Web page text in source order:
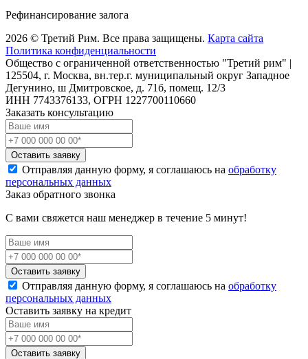
Рефинансирование залога
2026 © Третий Рим. Все права защищены. Карта сайта
Политика конфиденциальности
Общество с ограниченной ответственностью "Третий рим" |
125504, г. Москва, вн.тер.г. муниципальный округ Западное
Дегунино, ш Дмитровское, д. 71б, помещ. 12/3
ИНН 7743376133, ОГРН 1227700110660
Заказать консультацию
Оставить заявку
Отправляя данную форму, я соглашаюсь на обработку
персональных данных
Заказ обратного звонка
С вами свяжется наш менеджер в течение 5 минут!
Оставить заявку
Отправляя данную форму, я соглашаюсь на обработку
персональных данных
Оставить заявку на кредит
Оставить заявку